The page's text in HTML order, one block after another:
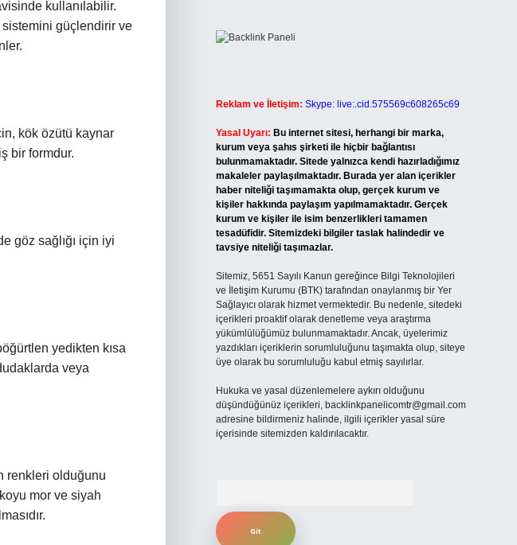
kullanılabilir.
sistemini güçlendirir ve
kök özütü kaynar
bir formdur.
göz sağlığı için iyi
yedikten kısa
veya
renkleri olduğunu
mor ve siyah
Reklam ve İletişim: Skype: live:.cid.575569c608265c69
Yasal Uyarı: Bu internet sitesi, herhangi bir marka,
kurum veya şahıs şirketi ile hiçbir bağlantısı
bulunmamaktadır. Sitede yalnızca kendi hazırladığımız
makaleler paylaşılmaktadır. Burada yer alan içerikler
haber niteliği taşımamakta olup, gerçek kurum ve
kişiler hakkında paylaşım yapılmamaktadır. Gerçek
kurum ve kişiler ile isim benzerlikleri tamamen
tesadüfidir. Sitemizdeki bilgiler taslak halindedir ve
tavsiye niteliği taşımazlar.
Sitemiz, 5651 Sayılı Kanun gereğince Bilgi Teknolojileri
ve İletişim Kurumu (BTK) tarafından onaylanmış bir Yer
Sağlayıcı olarak hizmet vermektedir. Bu nedenle, sitedeki
içerikleri proaktif olarak denetleme veya araştırma
yükümlülüğümüz bulunmamaktadır. Ancak, üyelerimiz
yazdıkları içeriklerin sorumluluğunu taşımakta olup, siteye
üye olarak bu sorumluluğu kabul etmiş sayılırlar.
Hukuka ve yasal düzenlemelere aykırı olduğunu
düşündüğünüz içerikleri, backlinkpanelicomtr@gmail.com
adresine bildirmeniz halinde, ilgili içerikler yasal süre
içerisinde sitemizden kaldırılacaktır.